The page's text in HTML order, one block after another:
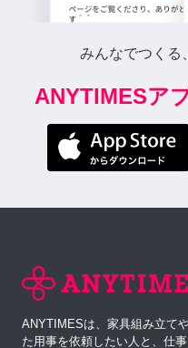
みんなでつくる
ANYTIMESア
ANYTIMESは、家具組み立て
た用事を依頼したい人と、仕